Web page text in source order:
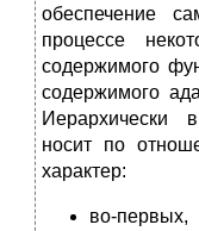
обеспечение
процессе
содержимого
содержимого
Иерархически
носит по
характер:
во-